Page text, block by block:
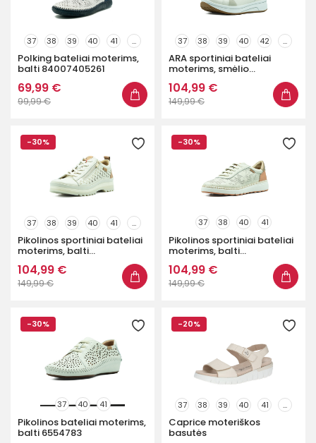
37 38 39 40 41 ...
Polking bateliai moterims,
balti 84007405261
69,99 €
99,99 €
37 38 39 40 42 ...
ARA sportiniai bateliai
moterims, smėlio...
104,99 €
149,99 €
-30%
37 38 39 40 41 ...
Pikolinos sportiniai bateliai
moterims, balti...
104,99 €
149,99 €
-30%
37 38 40 41
Pikolinos sportiniai bateliai
moterims, balti...
104,99 €
149,99 €
-30%
37 40 41
Pikolinos bateliai moterims,
balti 6554783
-20%
37 38 39 40 41 ...
Caprice moteriškos
basutės